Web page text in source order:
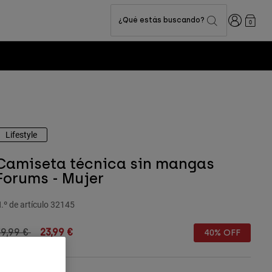
¿Qué estás buscando? Iniciar0
Lifestyle
técnica sin mangas
- Mujer
de artículo 32145
reduced from
€to23,99 € 40% OFF